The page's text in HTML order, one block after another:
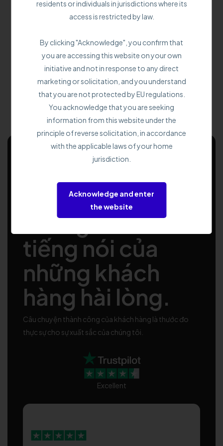
Tại sao lại là TradingMoon?
Bởi vì bạn không chỉ giao dịch trên thị trường mà còn đang
định hình tương lai tài chính của mình.
Danh tiếng của
chúng tôi nói lên
tiếng nói của
những khách
hàng hài lòng.
Câu chuyện thành công của khách hàng là thước đo
thực sự cho sự xuất sắc của chúng tôi.
Excellent
residents or individuals in jurisdictions where its
access is restricted by law.
By clicking "Acknowledge", you confirm that
you are accessing this website on your own
initiative and not in response to any direct
marketing or solicitation, and you understand
that you are not protected by EU regulations.
You acknowledge that you are seeking
information from this website under the
principle of reverse solicitation, in accordance
with the applicable laws of your home
jurisdiction.
Acknowledge and enter
the website